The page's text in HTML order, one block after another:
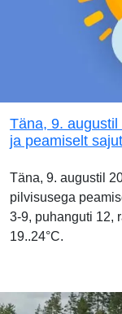
Täna, 9.
ja peamiselt
Täna, 9. augustil
pilvisusega
3-9, puhanguti 12,
19..24°C.